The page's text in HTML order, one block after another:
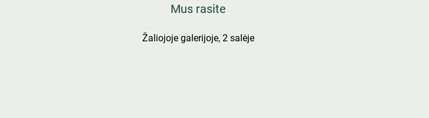
Mus rasite
Žaliojoje galerijoje, 2 salėje